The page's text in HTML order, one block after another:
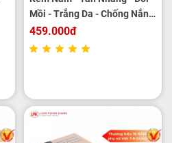
Mồi - Trắng Da - Chống Nắng
LYNSHAO 40g
459.000đ